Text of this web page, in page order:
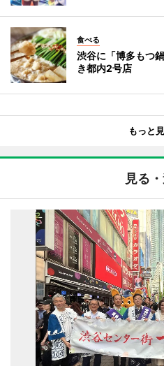
食べる
渋谷に「博多もつ
き都内2号店
もっと
見る